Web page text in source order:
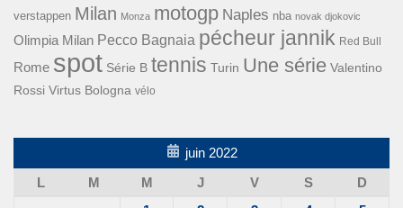
verstappen Milan Monza motogp Naples nba novak djokovic
Olimpia Milan Pecco Bagnaia pécheur jannik Red Bull
Rome spot Série B tennis Turin Une série Valentino
Rossi Virtus Bologna vélo
juin 2022
L
M M J V S
D